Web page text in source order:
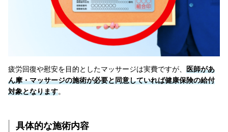
疲労回復や慰安を目的としたマッサージは実費ですが、 医師があ
ん摩・マッサージの施術が必要と同意していれば健康保険の給付
対象となります。
具体的な施術内容